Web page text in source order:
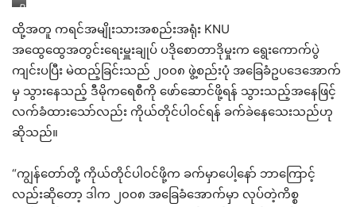
Photo-
NCA-
S
EAO
အဖွဲ့
ဝင်
များ
(nca-
s
eao)
ထို့အတူ ကရင်အမျိုးသားအစည်းအရုံး KNU
အထွေထွေအတွင်းရေးမှူးချုပ် ပဒိုစောတာဒိုမှုးက ရွေးကောက်ပွဲ
ကျင်းပပြီး မဲထည့်ခြင်းသည် ၂၀၀၈ ဖွဲ့စည်းပုံ အခြေခံဥပဒေအောက်
မှ သွားနေသည့် ဒီမိုကရေစီကို ဖော်ဆောင်ဖို့ရန် သွားသည့်အနေဖြင့်
လက်ခံထားသော်လည်း ကိုယ်တိုင်ပါဝင်ရန် ခက်ခဲနေသေးသည်ဟု
ဆိုသည်။
“ကျွန်တော်တို့ ကိုယ်တိုင်ပါဝင်ဖို့က ခက်မှာပေါ့နော် ဘာကြောင့်
လည်းဆိုတော့ ဒါက ၂၀၀၈ အခြေခံအောက်မှာ လုပ်တဲ့ကိစ္စ